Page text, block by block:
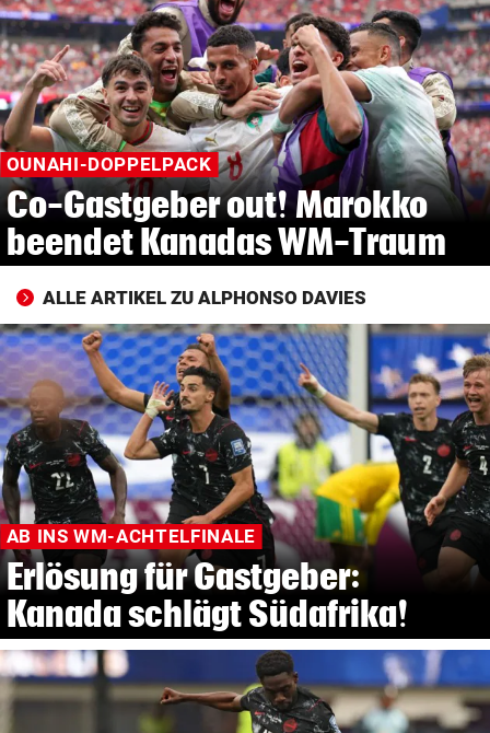
© Krone Multimedia GmbH & Co KG 2026
Muthgasse 2, 1190 Wien
OUNAHI-DOPPELPACK
Co-Gastgeber out! Marokko
beendet Kanadas WM-Traum
ALLE ARTIKEL ZU ALPHONSO DAVIES
AB INS WM-ACHTELFINALE
Erlösung für Gastgeber:
Kanada schlägt Südafrika!